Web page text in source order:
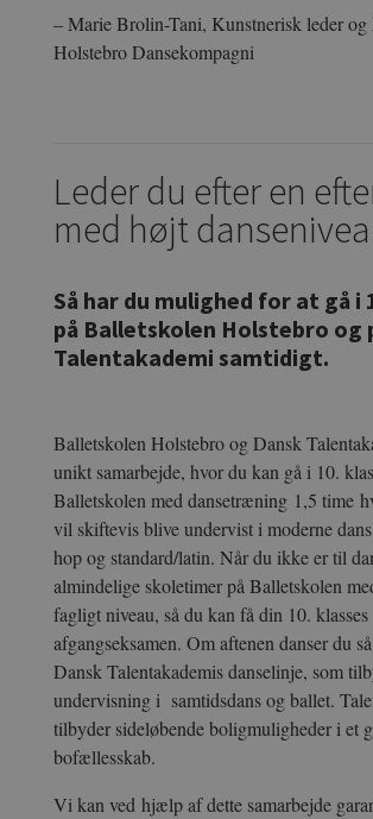
– Marie Brolin-Tani, Kunstnerisk leder og
Holstebro Dansekompagni
Leder du efter en
med højt
Så har du mulighed for at gå i
på Balletskolen Holstebro og
Talentakademi samtidigt.
Balletskolen Holstebro og Dansk
unikt samarbejde, hvor du kan gå i 10.
Balletskolen med dansetræning 1,5 time
vil skiftevis blive undervist i moderne
hop og standard/latin. Når du ikke er til
almindelige skoletimer på Balletskolen
fagligt niveau, så du kan få din 10. klasses
afgangseksamen. Om aftenen danser du
Dansk Talentakademis danselinje, som
undervisning i samtidsdans og ballet.
tilbyder sideløbende boligmuligheder i et
bofællesskab.
Vi kan ved hjælp af dette samarbejde